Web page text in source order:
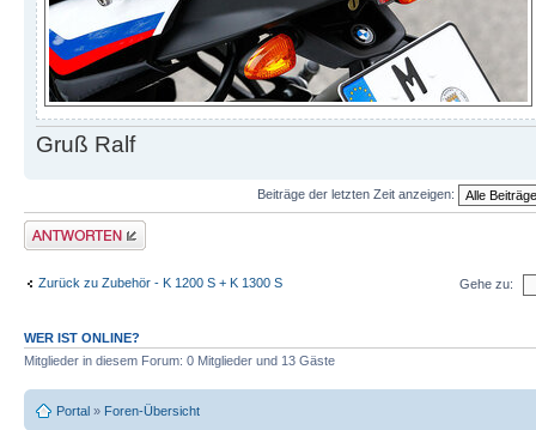
Gruß Ralf
Beiträge der letzten Zeit anzeigen:
Antwort schreiben
Zurück zu Zubehör - K 1200 S + K 1300 S Gehe zu:
WER IST ONLINE?
Mitglieder in diesem Forum: 0 Mitglieder und 13 Gäste
Portal » Foren-Übersicht